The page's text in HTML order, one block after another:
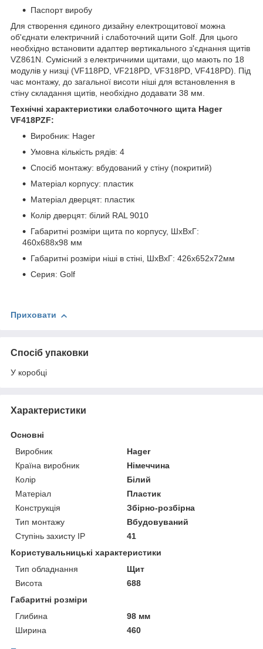
Паспорт виробу
Для створення єдиного дизайну електрощитової можна
об'єднати електричний і слаботочний щити Golf. Для цього
необхідно встановити адаптер вертикального з'єднання щитів
VZ861N. Сумісний з електричними щитами, що мають по 18
модулів у низці (VF118PD, VF218PD, VF318PD, VF418PD). Під
час монтажу, до загальної висоти ніші для встановлення в
стіну складання щитів, необхідно додавати 38 мм.
Технічні характеристики слаботочного щита Hager
VF418PZF:
Виробник: Hager
Умовна кількість рядів: 4
Спосіб монтажу: вбудований у стіну (покритий)
Матеріал корпусу: пластик
Матеріал дверцят: пластик
Колір дверцят: білий RAL 9010
Габаритні розміри щита по корпусу, ШхВхГ:
460х688х98 мм
Габаритні розміри ніші в стіні, ШхВхГ: 426х652х72мм
Серия: Golf
Приховати
Спосіб упаковки
У коробці
Характеристики
Основні
Виробник
Hager
Країна виробник
Німеччина
Колір
Білий
Матеріал
Пластик
Конструкція
Збірно-розбірна
Тип монтажу
Вбудовуваний
Ступінь захисту IP
41
Користувальницькі характеристики
Тип обладнання
Щит
Висота
688
Габаритні розміри
Глибина
98 мм
Ширина
460